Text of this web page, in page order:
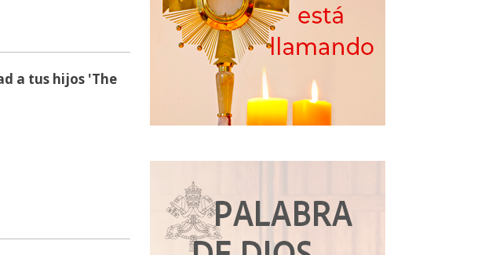
a tus hijos 'The